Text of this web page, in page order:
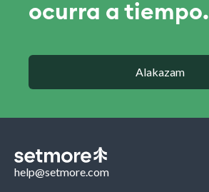
ocurra a tiempo.
Alakazam
help@setmore.com